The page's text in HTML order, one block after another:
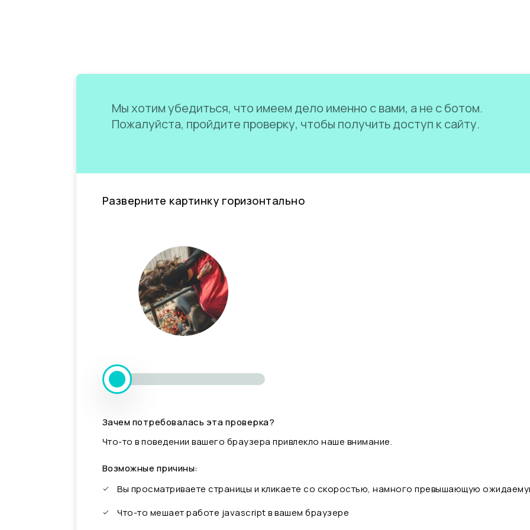
Мы хотим убедиться, что имеем дело именно с вами, а не с ботом.
Пожалуйста, пройдите проверку, чтобы получить доступ к сайту.
Разверните картинку горизонтально
Зачем потребовалась эта проверка?
Что-то в поведении вашего браузера привлекло наше внимание.
Возможные причины:
Вы просматриваете страницы и кликаете со скоростью, намного превышающую
Что-то мешает работе javascript в вашем браузере